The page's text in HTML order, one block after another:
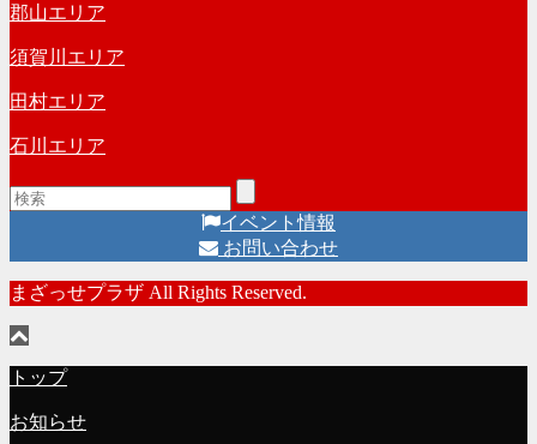
郡山エリア
須賀川エリア
田村エリア
石川エリア
イベント情報
お問い合わせ
まざっせプラザ All Rights Reserved.
トップ
お知らせ